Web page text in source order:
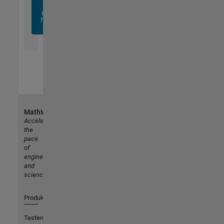
noch
heute
MathWorks
Accelerating
the
pace
of
engineering
and
science
Produkte
Testen oder Kaufen